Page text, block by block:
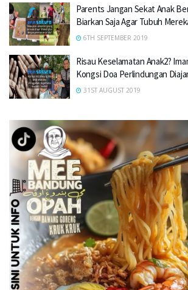
Parents Jangan Sekat Anak
Biarkan Saja Agar Tubuh
6TH SEPTEMBER 2019
Risau Keselamatan Anak2?
Kongsi Doa Perlindungan
31ST AUGUST 2019